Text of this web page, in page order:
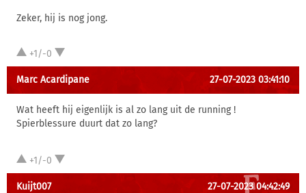
Zeker, hij is nog jong.
+1/-0
Marc Acardipane 27-07-2023 03:41:10
Wat heeft hij eigenlijk is al zo lang uit de running !
Spierblessure duurt dat zo lang?
+1/-0
Kuijt007 27-07-2023 04:42:49